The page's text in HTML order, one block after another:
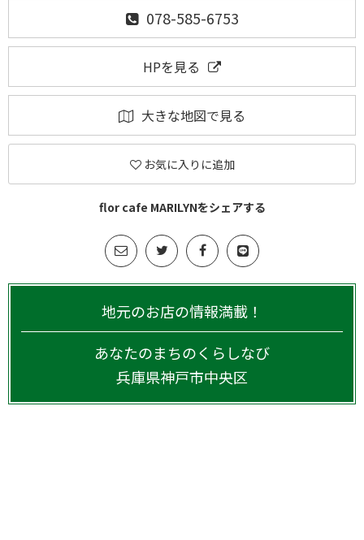
078-585-6753
HPを見る
大きな地図で見る
お気に入りに追加
flor cafe MARILYNをシェアする
地元のお店の情報満載！
あなたのまちのくらしなび
兵庫県神戸市中央区